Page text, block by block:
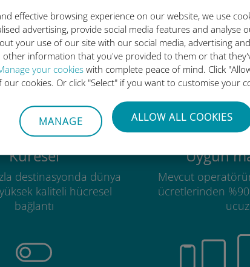
effective browsing experience on our website, we use
advertising, provide social media features and analyse
your use of our site with our social media, advertising
other information that you've provided to them or that
your cookies with complete peace of mind. Click
cookies. Or click "Select" if you want to customise your
MANAGE ALLOW ALL COOKIES
eSIM neden bu
Küresel
destinasyonda dünya
kaliteli hücresel
bağlantı
Uygun
Mevcut
ücretlerinden
ucuz